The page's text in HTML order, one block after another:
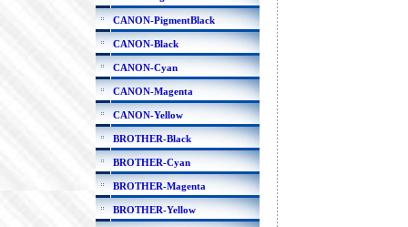
CANON-PigmentBlack
CANON-Black
CANON-Cyan
CANON-Magenta
CANON-Yellow
BROTHER-Black
BROTHER-Cyan
BROTHER-Magenta
BROTHER-Yellow